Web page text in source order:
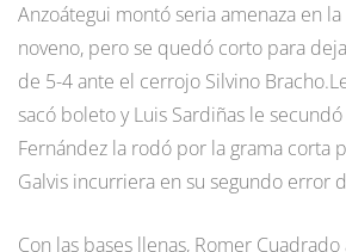
Anzoátegui montó seria amenaza en
noveno, pero se quedó corto para
de 5-4 ante el cerrojo Silvino
sacó boleto y Luis Sardiñas le
Fernández la rodó por la grama corta
Galvis incurriera en su segundo error
Con las bases llenas, Romer